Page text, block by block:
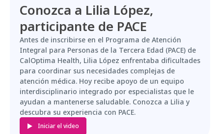
Conozca a Lilia López,
participante de PACE
Antes de inscribirse en el Programa de Atención
Integral para Personas de la Tercera Edad (PACE) de
CalOptima Health, Lilia López enfrentaba dificultades
para coordinar sus necesidades complejas de
atención médica. Hoy recibe apoyo de un equipo
interdisciplinario integrado por especialistas que le
ayudan a mantenerse saludable. Conozca a Lilia y
descubra su experiencia con PACE.
Iniciar el video